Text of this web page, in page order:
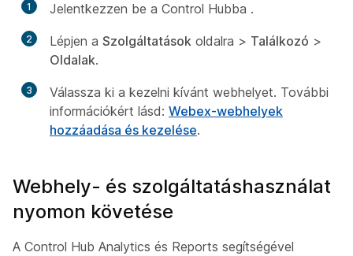
1 Jelentkezzen be a Control Hubba .
2 Lépjen a Szolgáltatások oldalra > Találkozó >
Oldalak.
3
Válassza ki a kezelni kívánt webhelyet. További
információkért lásd: Webex-webhelyek
hozzáadása és kezelése.
Webhely- és szolgáltatáshasználat
nyomon követése
A Control Hub Analytics és Reports segítségével